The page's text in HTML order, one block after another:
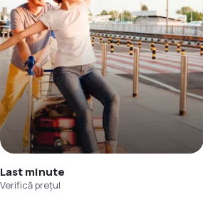
Last minute
Verifică prețul